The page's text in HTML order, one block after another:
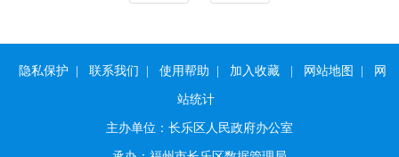
隐私保护 联系我们 使用帮助 加入收藏 网站地图 网
站统计
主办单位：长乐区人民政府办公室